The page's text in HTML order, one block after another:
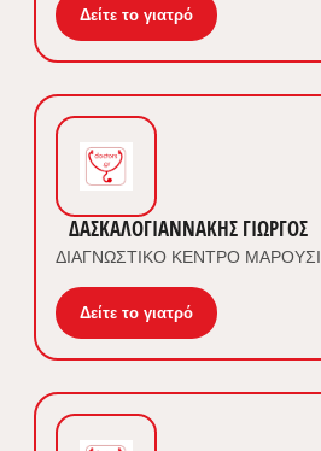
Δείτε το γιατρό
ΔΑΣΚΑΛΟΓΙΑΝΝΑΚΗΣ ΓΙΩΡΓΟΣ
ΔΙΑΓΝΩΣΤΙΚΟ ΚΕΝΤΡΟ ΜΑΡΟΥΣΙ
Δείτε το γιατρό